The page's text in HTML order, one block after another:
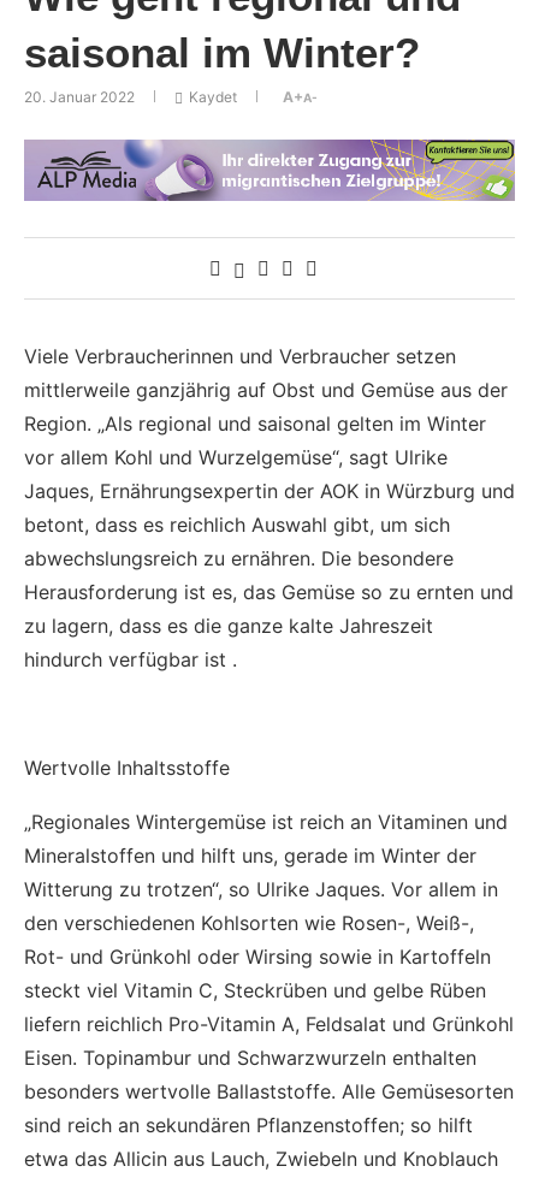
saisonal im Winter?
20. Januar 2022 Kaydet A+A-
Viele Verbraucherinnen und Verbraucher setzen
mittlerweile ganzjährig auf Obst und Gemüse aus der
Region. „Als regional und saisonal gelten im Winter
vor allem Kohl und Wurzelgemüse“, sagt Ulrike
Jaques, Ernährungsexpertin der AOK in Würzburg und
betont, dass es reichlich Auswahl gibt, um sich
abwechslungsreich zu ernähren. Die besondere
Herausforderung ist es, das Gemüse so zu ernten und
zu lagern, dass es die ganze kalte Jahreszeit
hindurch verfügbar ist .
Wertvolle Inhaltsstoffe
„Regionales Wintergemüse ist reich an Vitaminen und
Mineralstoffen und hilft uns, gerade im Winter der
Witterung zu trotzen“, so Ulrike Jaques. Vor allem in
den verschiedenen Kohlsorten wie Rosen-, Weiß-,
Rot- und Grünkohl oder Wirsing sowie in Kartoffeln
steckt viel Vitamin C, Steckrüben und gelbe Rüben
liefern reichlich Pro-Vitamin A, Feldsalat und Grünkohl
Eisen. Topinambur und Schwarzwurzeln enthalten
besonders wertvolle Ballaststoffe. Alle Gemüsesorten
sind reich an sekundären Pflanzenstoffen; so hilft
etwa das Allicin aus Lauch, Zwiebeln und Knoblauch